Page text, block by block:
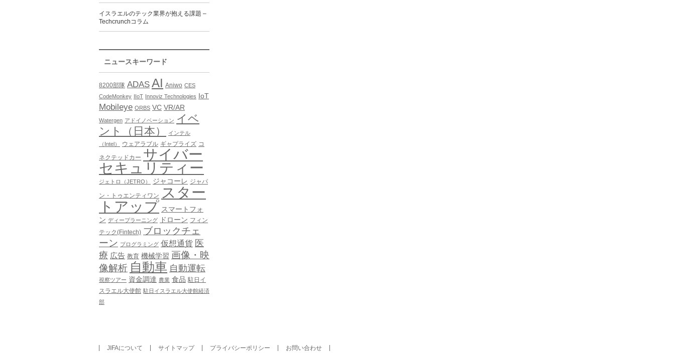
イスラエルのテック業界が抱える課題 –
Techcrunchコラム
ニュースキーワード
8200部隊 ADAS AI Aniwo CES
CodeMonkey IIoT Innoviz Technologies IoT
Mobileye ORBS VC VR/AR
Watergen アドイノベーション イベ
ント（日本）
インテル
（Intel）
ウェアラブル ギャプライズ コ
ネクテッドカー サイバー
セキュリティー
ジェトロ（JETRO） ジャコーレ ジャパ
ン・トゥエンティワン
スター
トアップ スマートフォ
ン ディープラーニング ドローン フィン
テック(Fintech) ブロックチェ
ーン プログラミング 仮想通貨 医
療 広告 教育 機械学習 画像・映
像解析 自動車 自動運転
視察ツアー 資金調達 農業 食品 駐日イ
スラエル大使館 駐日イスラエル大使館経済
部
JIFAについて サイトマップ プライバシーポリシー お問い合わせ